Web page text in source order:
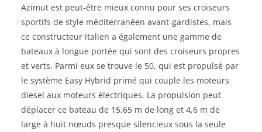
Azimut est peut-être mieux connu pour ses croiseurs
sportifs de style méditerranéen avant-gardistes, mais
ce constructeur italien a également une gamme de
bateaux à longue portée qui sont des croiseurs propres
et verts. Parmi eux se trouve le 50, qui est propulsé par
le système Easy Hybrid primé qui couple les moteurs
diesel aux moteurs électriques. La propulsion peut
déplacer ce bateau de 15,65 m de long et 4,6 m de
large à huit nœuds presque silencieux sous la seule